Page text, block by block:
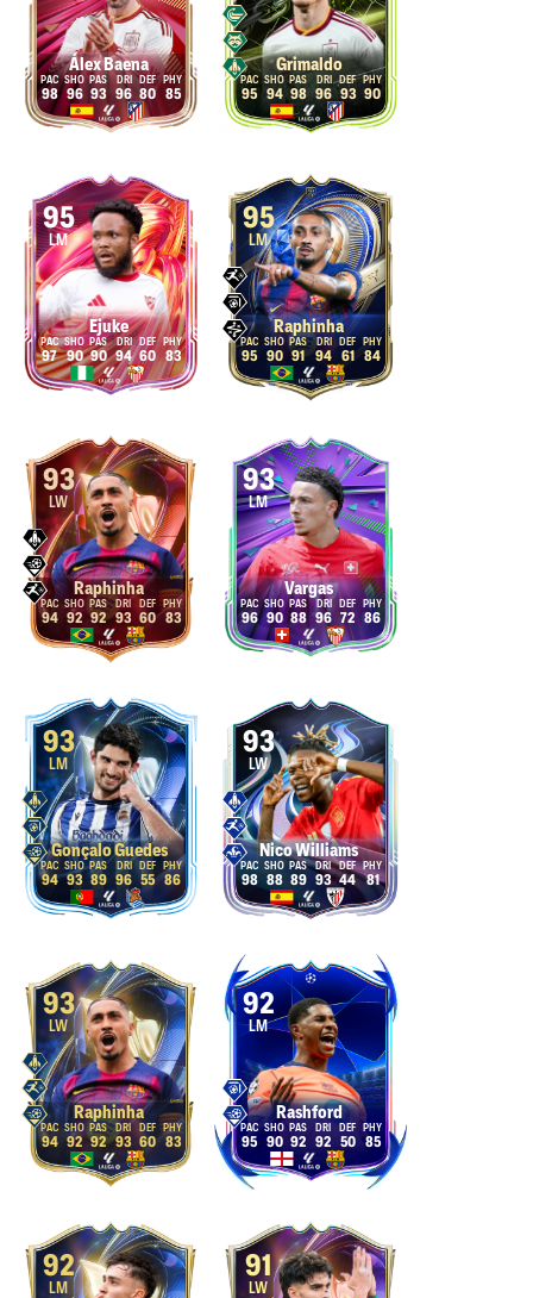
Álex Baena
98 96 93 96 80 85
Grimaldo
95 94 98 96 93 90
95
LM
Ejuke
97 90 90 94 60 83
95
LM
Raphinha
95 90 91 94 61 84
93
LW
Raphinha
94 92 92 93 60 83
93
LM
Vargas
96 90 88 96 72 86
93
LM
Gonçalo Guedes
94 93 89 96 55 86
93
LW
Nico Williams
98 88 89 93 44 81
93
LW
Raphinha
94 92 92 93 60 83
92
LM
Rashford
95 90 92 92 50 85
92
LM
91
LW